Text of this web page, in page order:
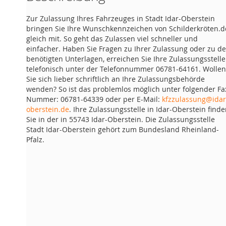
Zur Zulassung Ihres Fahrzeuges in Stadt Idar-Oberstein
bringen Sie Ihre Wunschkennzeichen von
gleich mit. So geht das Zulassen viel schneller und
einfacher. Haben Sie Fragen zu Ihrer Zulassung oder zu
benötigten Unterlagen, erreichen Sie Ihre Zulassungsstelle
telefonisch unter der Telefonnummer 06781-64161. Wollen
Sie sich lieber schriftlich an Ihre Zulassungsbehörde
wenden? So ist das problemlos möglich unter folgender
Nummer: 06781-64339 oder per E-Mail:
oberstein.de. Ihre Zulassungsstelle in Idar-Oberstein
Sie in der in 55743 Idar-Oberstein. Die Zulassungsstelle
Stadt Idar-Oberstein gehört zum Bundesland Rheinland-
Pfalz.